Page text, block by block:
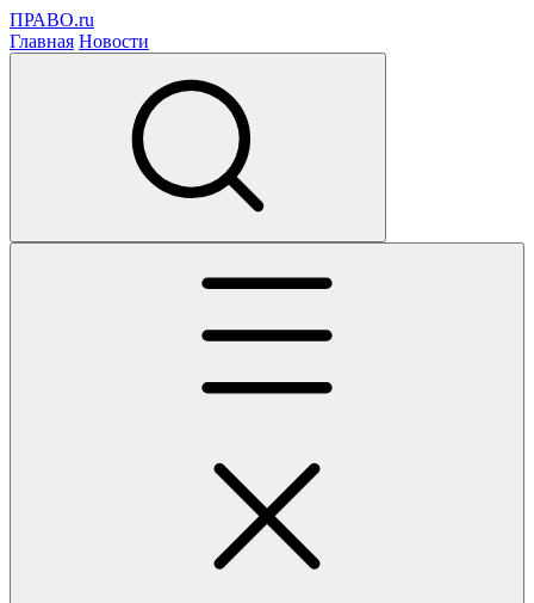
ПРАВО.ru
Главная Новости